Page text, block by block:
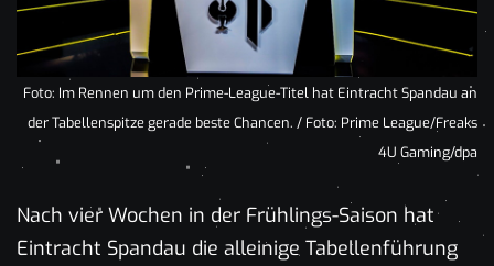
Foto: Im Rennen um den Prime-League-Titel hat Eintracht Spandau an
der Tabellenspitze gerade beste Chancen. / Foto: Prime League/Freaks
4U Gaming/dpa
Nach vier Wochen in der Frühlings-Saison hat
Eintracht Spandau die alleinige Tabellenführung